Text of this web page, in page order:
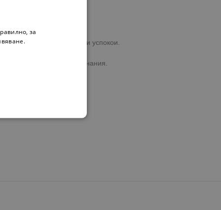
отдушник и да ги успокои.
взаимно и споделят знания.
за